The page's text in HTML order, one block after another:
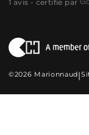
1 avis - certifié par
©2026 Marionnaud|